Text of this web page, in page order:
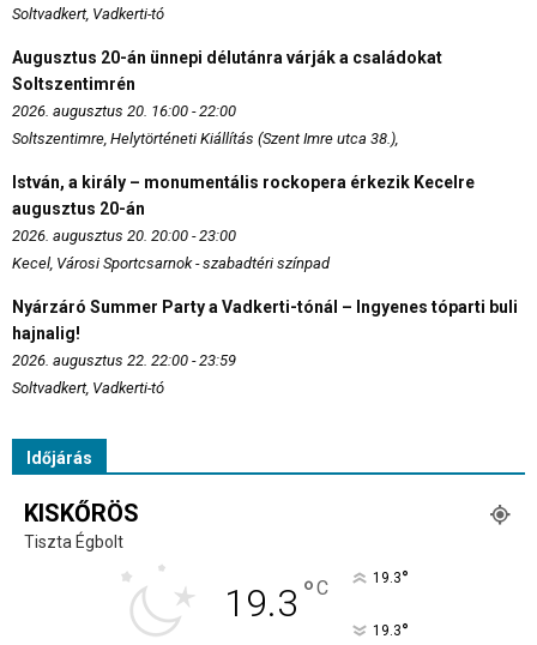
Soltvadkert, Vadkerti-tó
Augusztus 20-án ünnepi délutánra várják a családokat
Soltszentimrén
2026. augusztus 20. 16:00 - 22:00
Soltszentimre, Helytörténeti Kiállítás (Szent Imre utca 38.),
István, a király – monumentális rockopera érkezik Kecelre
augusztus 20-án
2026. augusztus 20. 20:00 - 23:00
Kecel, Városi Sportcsarnok - szabadtéri színpad
Nyárzáró Summer Party a Vadkerti-tónál – Ingyenes tóparti buli
hajnalig!
2026. augusztus 22. 22:00 - 23:59
Soltvadkert, Vadkerti-tó
Időjárás
KISKŐRÖS
Tiszta Égbolt
19.3 °C 19.3°
19.3°